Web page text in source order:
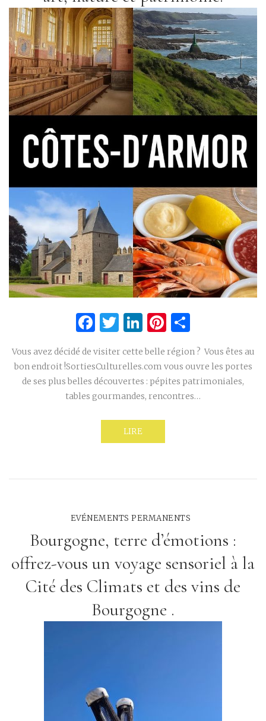
Facebook
Twitter
LinkedIn
Pinterest
Vous avez décidé de visiter cette belle région ? Vous êtes au
bon endroit !SortiesCulturelles.com vous ouvre les portes
de ses plus belles découvertes : pépites patrimoniales,
tables gourmandes, rencontres…
LIRE
EVÉNEMENTS PERMANENTS
Bourgogne, terre d’émotions :
offrez-vous un voyage sensoriel à la
Cité des Climats et des vins de
Bourgogne .